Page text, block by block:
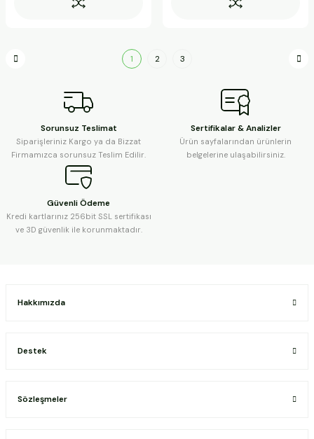
1 2 3
Sorunsuz Teslimat
Siparişleriniz Kargo ya da Bizzat
Firmamızca sorunsuz Teslim Edilir.
Sertifikalar & Analizler
Ürün sayfalarından ürünlerin
belgelerine ulaşabilirsiniz.
Güvenli Ödeme
Kredi kartlarınız 256bit SSL sertifikası
ve 3D güvenlik ile korunmaktadır.
Hakkımızda
Destek
Sözleşmeler